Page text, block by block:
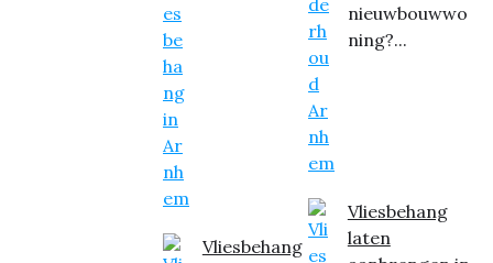
Vliesbehang
nieuwbouwwo
ning?...
Vliesbehang
laten